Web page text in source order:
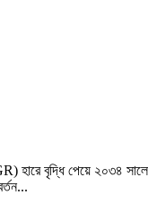
হারে বৃদ্ধি পেয়ে ২০৩৪